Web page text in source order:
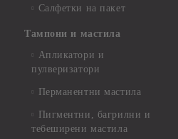
Салфетки на пакет
Тампони и мастила
Апликатори и
пулверизатори
Перманентни мастила
Пигментни, багрилни и
тебеширени мастила